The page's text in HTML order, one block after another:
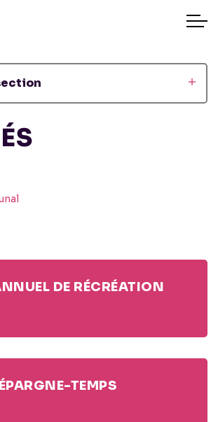
DE RÉCRÉATION
TEMPS